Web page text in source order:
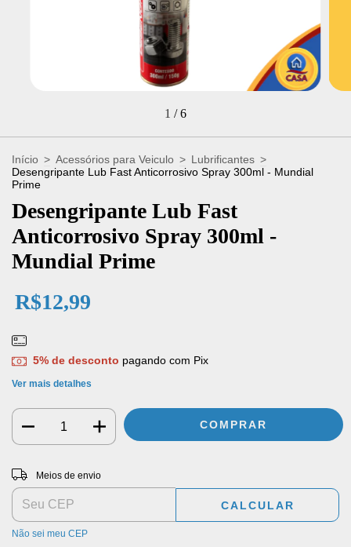
1 /6
Início > Acessórios para Veiculo > Lubrificantes >
Desengripante Lub Fast Anticorrosivo Spray 300ml - Mundial
Prime
Desengripante Lub Fast
Anticorrosivo Spray 300ml -
Mundial Prime
R$12,99
5% de desconto pagando com Pix
Ver mais detalhes
Entregas para o CEP:
Meios de envio
CALCULAR
Não sei meu CEP